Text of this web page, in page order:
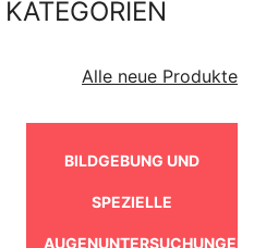
Alle neue Produkte
BILDGEBUNG UND
SPEZIELLE
AUGENUNTERSUCHUNGEN